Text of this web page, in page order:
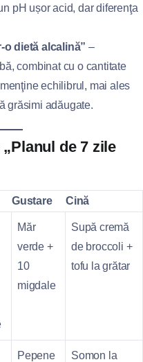
pH ușor acid, dar diferenţa
dietă alcalină” –
combinat cu o cantitate
echilibrul, mai ales
grăsimi adăugate.
de 7 zile
Gustare Cină
Măr
verde +
10
migdale
Supă cremă
de broccoli +
tofu la grătar
Pepene
Somon la